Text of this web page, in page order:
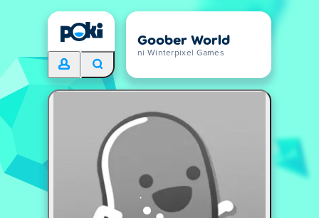
Goober World
ni Winterpixel Games